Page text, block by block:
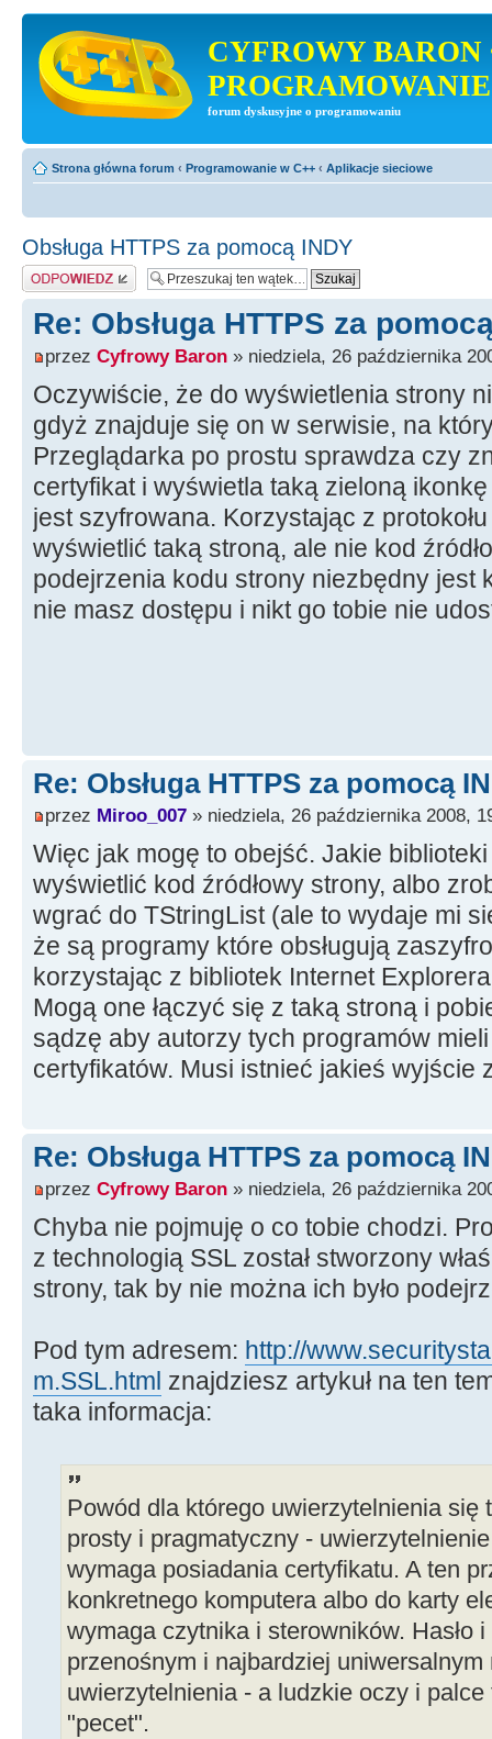
CYFROWY BARON
PROGRAMOWANIE
forum dyskusyjne o programowaniu
Strona główna forum ‹ Programowanie w C++ ‹ Aplikacje sieciowe
Obsługa HTTPS za pomocą INDY
Odpowiedz
Re: Obsługa HTTPS za
przez Cyfrowy Baron » niedziela, 26 października
Oczywiście, że do wyświetlenia strony
gdyż znajduje się on w serwisie, na
Przeglądarka po prostu sprawdza czy
certyfikat i wyświetla taką zieloną
jest szyfrowana. Korzystając z
wyświetlić taką stroną, ale nie kod
podejrzenia kodu strony niezbędny jest
nie masz dostępu i nikt go tobie nie
Re: Obsługa HTTPS za pomocą
przez Miroo_007 » niedziela, 26 października 2008,
Więc jak mogę to obejść. Jakie
wyświetlić kod źródłowy strony, albo
wgrać do TStringList (ale to wydaje mi
że są programy które obsługują
korzystając z bibliotek Internet
Mogą one łączyć się z taką stroną i
sądzę aby autorzy tych programów
certyfikatów. Musi istnieć jakieś wyjście
Re: Obsługa HTTPS za pomocą
przez Cyfrowy Baron » niedziela, 26 października
Chyba nie pojmuję o co tobie chodzi.
z technologią SSL został stworzony
strony, tak by nie można ich było
Pod tym adresem: http://
m.SSL.html znajdziesz artykuł na ten
taka informacja:
Powód dla którego uwierzytelnienia się
prosty i pragmatyczny -
wymaga posiadania certyfikatu. A ten
konkretnego komputera albo do karty
wymaga czytnika i sterowników. Hasło
przenośnym i najbardziej uniwersalnym
uwierzytelnienia - a ludzkie oczy i
"pecet".